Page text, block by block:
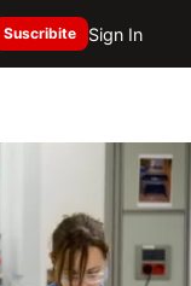
Suscribite Sign In